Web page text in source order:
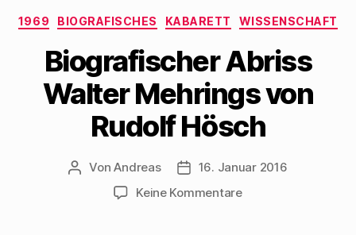
Kategorien
1969 BIOGRAFISCHES KABARETT WISSENSCHAFT
Biografischer Abriss
Walter Mehrings von
Rudolf Hösch
Beitragsautor
VonAndreas Beitragsdatum
16. Januar 2016
Keine Kommentarezu